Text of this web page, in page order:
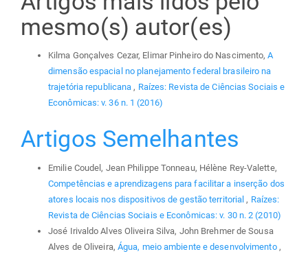
mesmo(s) autor(es)
Kilma Gonçalves Cezar, Elimar Pinheiro do Nascimento,A
dimensão espacial no planejamento federal brasileiro na
trajetória republicana, Raízes: Revista de Ciências Sociais e
Econômicas: v. 36 n. 1 (2016)
Artigos Semelhantes
Emilie Coudel, Jean Philippe Tonneau, Hélène Rey-Valette,
Competências e aprendizagens para facilitar a inserção dos
atores locais nos dispositivos de gestão territorial , Raízes:
Revista de Ciências Sociais e Econômicas: v. 30 n. 2 (2010)
José Irivaldo Alves Oliveira Silva, John Brehmer de Sousa
Alves de Oliveira, Água, meio ambiente e desenvolvimento ,